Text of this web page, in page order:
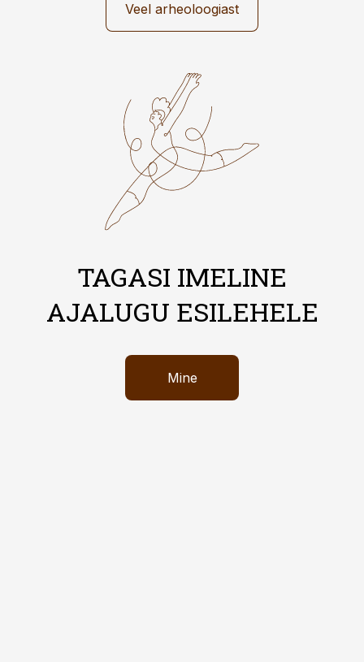
Veel arheoloogiast
TAGASI IMELINE
AJALUGU ESILEHELE
Mine